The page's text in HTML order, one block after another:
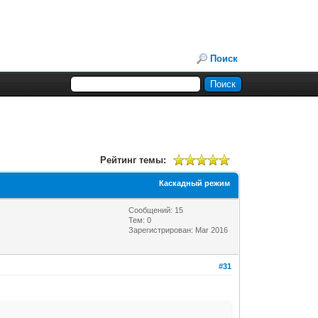
Поиск
Рейтинг темы:
Каскадный режим
Сообщений: 15
Тем: 0
Зарегистрирован: Mar 2016
#31